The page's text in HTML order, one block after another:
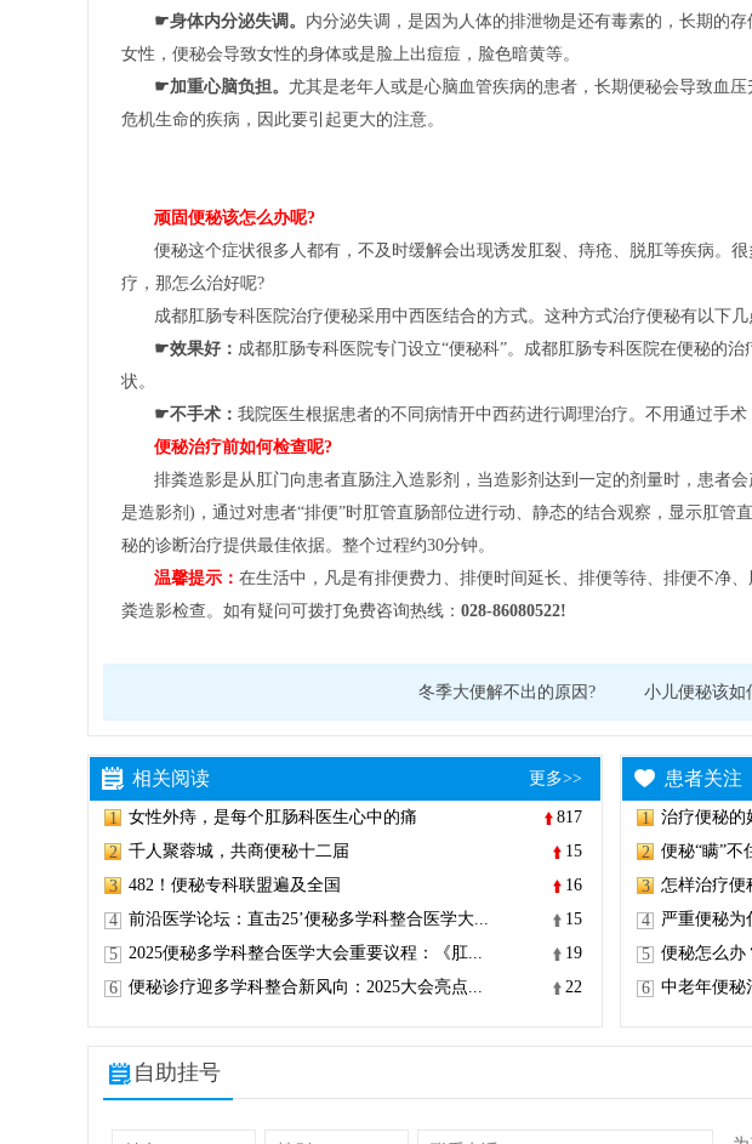
☛身体内分泌失调。 内分泌失调，是因为人体的排泄物是还有毒素的，长期的
女性，便秘会导致女性的身体或是脸上出痘痘，脸色暗黄等。
☛加重心脑负担。 尤其是老年人或是心脑血管疾病的患者，长期便秘会导致血
危机生命的疾病，因此要引起更大的注意。
顽固便秘该怎么办呢?
便秘这个症状很多人都有，不及时缓解会出现诱发肛裂、痔疮、脱肛等疾病。
疗，那怎么治好呢?
成都肛肠专科医院治疗便秘采用中西医结合的方式。这种方式治疗便秘有以下几
☛效果好： 成都肛肠专科医院专门设立“便秘科”。成都肛肠专科医院在便秘的
状。
☛不手术： 我院医生根据患者的不同病情开中西药进行调理治疗。不用通过手术
便秘治疗前如何检查呢?
排粪造影是从肛门向患者直肠注入造影剂，当造影剂达到一定的剂量时，患者
是造影剂)，通过对患者“排便”时肛管直肠部位进行动、静态的结合观察，显示肛管
秘的诊断治疗提供最佳依据。整个过程约30分钟。
温馨提示： 在生活中，凡是有排便费力、排便时间延长、排便等待、排便不净
粪造影检查。如有疑问可拨打免费咨询热线： 028-86080522!
冬季大便解不出的原因? 小儿便秘该如
相关阅读 更多>>
1 女性外痔，是每个肛肠科医生心中的痛
817
2
千人聚蓉城，共商便秘十二届
15
3
482！便秘专科联盟遍及全国
16
4
前沿医学论坛：直击25’便秘多学科整合医学大...
15
5
2025便秘多学科整合医学大会重要议程：《肛...
19
6
便秘诊疗迎多学科整合新风向：2025大会亮点... 22
患者关注
1 治疗便秘的
2
便秘“瞒”不
3
怎样治疗便
4
严重便秘为
5
便秘怎么办
6
中老年便秘
自助挂号